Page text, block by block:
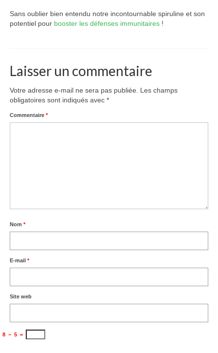
Sans oublier bien entendu notre incontournable spiruline et son
potentiel pour booster les défenses immunitaires !
Laisser un commentaire
Votre adresse e-mail ne sera pas publiée. Les champs
obligatoires sont indiqués avec *
Commentaire *
Nom *
E-mail *
Site web
8 − 5 =